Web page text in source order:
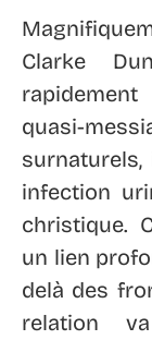
Clarke
quasi-
surnaturels,
infection
christique.
un lien
delà des
relation